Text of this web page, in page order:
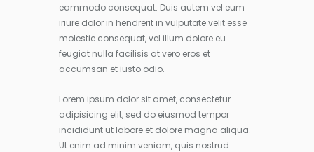
eammodo consequat. Duis autem vel eum
iriure dolor in hendrerit in vulputate velit esse
molestie consequat, vel illum dolore eu
feugiat nulla facilisis at vero eros et
accumsan et iusto odio.
Lorem ipsum dolor sit amet, consectetur
adipisicing elit, sed do eiusmod tempor
incididunt ut labore et dolore magna aliqua.
Ut enim ad minim veniam, quis nostrud